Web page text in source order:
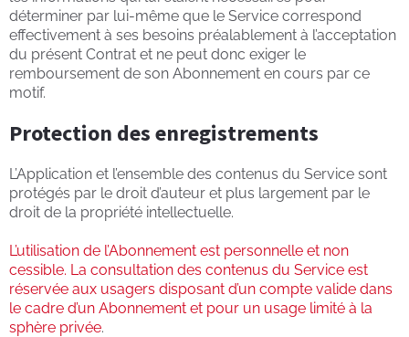
déterminer par lui-même que le Service correspond
effectivement à ses besoins préalablement à l’acceptation
du présent Contrat et ne peut donc exiger le
remboursement de son Abonnement en cours par ce
motif.
Protection des enregistrements
L’Application et l’ensemble des contenus du Service sont
protégés par le droit d’auteur et plus largement par le
droit de la propriété intellectuelle.
L’utilisation de l’Abonnement est personnelle et non
cessible. La consultation des contenus du Service est
réservée aux usagers disposant d’un compte valide dans
le cadre d’un Abonnement et pour un usage limité à la
sphère privée.